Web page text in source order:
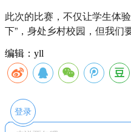
此次的比赛，不仅让学生体
下”，身处乡村校园，但我们
编辑：yll
登录